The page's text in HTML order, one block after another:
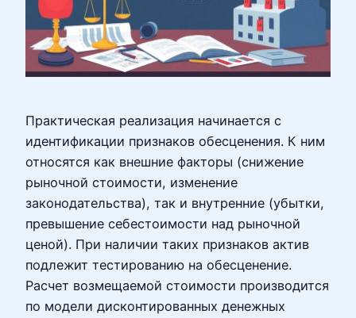
Практическая реализация начинается с
идентификации признаков обесценения. К ним
относятся как внешние факторы (снижение
рыночной стоимости, изменение
законодательства), так и внутренние (убытки,
превышение себестоимости над рыночной
ценой). При наличии таких признаков актив
подлежит тестированию на обесценение.
Расчет возмещаемой стоимости производится
по модели дисконтированных денежных